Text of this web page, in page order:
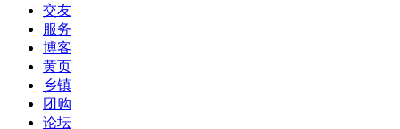
交友
服务
博客
黄页
乡镇
团购
论坛